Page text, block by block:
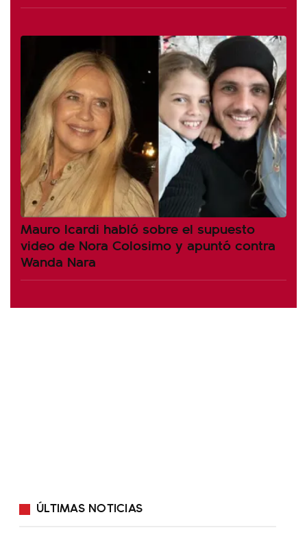
Mauro Icardi habló sobre el supuesto
video de Nora Colosimo y apuntó contra
Wanda Nara
ÚLTIMAS NOTICIAS